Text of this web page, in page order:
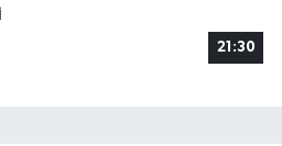
21:30